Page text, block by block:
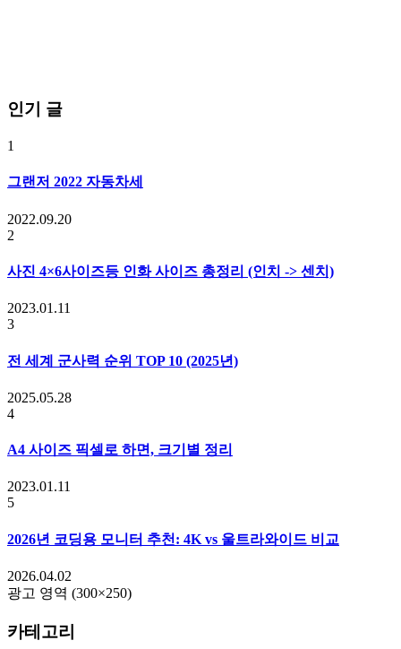
인기 글
1
그랜저 2022 자동차세
2022.09.20
2
사진 4×6사이즈등 인화 사이즈 총정리 (인치 -> 센치)
2023.01.11
3
전 세계 군사력 순위 TOP 10 (2025년)
2025.05.28
4
A4 사이즈 픽셀로 하면, 크기별 정리
2023.01.11
5
2026년 코딩용 모니터 추천: 4K vs 울트라와이드 비교
2026.04.02
광고 영역 (300×250)
카테고리